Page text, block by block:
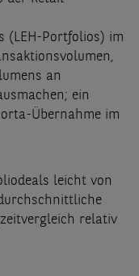
(LEH-Portfolios) im
an
ein
Übernahme im
leicht von
relativ